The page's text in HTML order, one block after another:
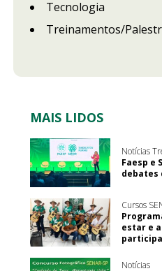
Tecnologia
Treinamentos/
MAIS LIDOS
Notícias
Faesp e
debates
Cursos
estar e
Notícias